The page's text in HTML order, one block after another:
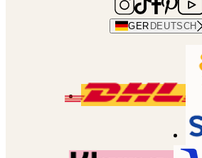
GER DEUTSCH